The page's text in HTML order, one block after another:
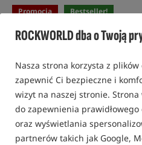
ROCKWORLD dba o Twoją
Nasza strona korzysta z
zapewnić Ci bezpieczne i
wizyt na naszej stronie.
do zapewnienia
oraz wyświetlania
partnerów takich jak Google,
Promocja Bestseller!